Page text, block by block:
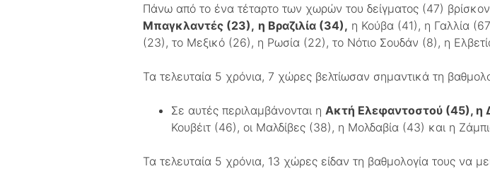
Πάνω από το ένα τέταρτο των χωρών του δείγματος (47)
Μπαγκλαντές (23), η Βραζιλία (34), η Κούβα (41), η Γαλλία
(23), το Μεξικό (26), η Ρωσία (22), το Νότιο Σουδάν (8), η
Τα τελευταία 5 χρόνια, 7 χώρες βελτίωσαν σημαντικά τη
Σε αυτές περιλαμβάνονται η Ακτή Ελεφαντοστού (45), η
Κουβέιτ (46), οι Μαλδίβες (38), η Μολδαβία (43) και η
Τα τελευταία 5 χρόνια, 13 χώρες είδαν τη βαθμολογία τους να